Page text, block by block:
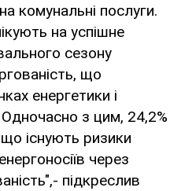
комунальні послуги.
на успішне
сезону
що
енергетики і
з цим, 24,2%
існують ризики
через
підкреслив